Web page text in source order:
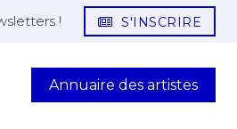
! S'INSCRIRE
Annuaire des artistes